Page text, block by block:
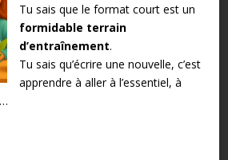
Tu sais que le format court est un
formidable terrain
d’entraînement.
Tu sais qu’écrire une nouvelle, c’est
apprendre à aller à l’essentiel, à